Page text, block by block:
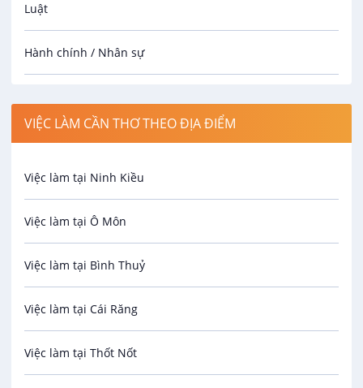
Luật
Hành chính / Nhân sự
Spa
Bảo Vệ
An toàn lao động
Bảo hiểm
Biên phiên dịch
Bưu chính viễn thông
VIỆC LÀM CẦN THƠ THEO ĐỊA ĐIỂM
Việc làm tại Ninh Kiều
Việc làm tại Ô Môn
Việc làm tại Bình Thuỷ
Việc làm tại Cái Răng
Việc làm tại Thốt Nốt